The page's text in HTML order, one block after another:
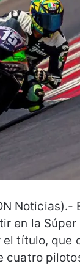
Noticias).-
en la
título, que
cuatro